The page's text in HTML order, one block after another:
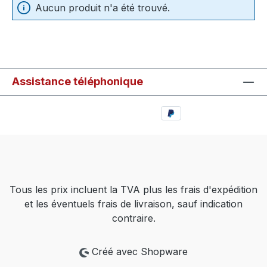
Aucun produit n'a été trouvé.
Assistance téléphonique
Tous les prix incluent la TVA plus les frais d'expédition
et les éventuels frais de livraison, sauf indication
contraire.
Créé avec Shopware